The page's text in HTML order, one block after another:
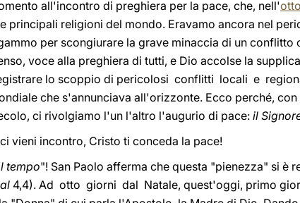
all'incontro di preghiera per la pace, che, nell'
principali religioni del mondo. Eravamo ancora nel
per scongiurare la grave minaccia di un
voce alla preghiera di tutti, e Dio accolse la
lo scoppio di pericolosi conflitti locali e
che s'annunciava all'orizzonte. Ecco perché,
ci rivolgiamo l'un l'altro l'augurio di pace: il
vieni incontro, Cristo ti conceda la pace!
tempo"! San Paolo afferma che questa "pienezza" si è
4,4). Ad otto giorni dal Natale, quest'oggi, primo